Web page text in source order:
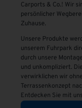
Carports & Co.! Wir
persönlicher
Zuhause.
Unsere Produkte
unserem Fuhrpark
durch unsere
und unkompliziert.
verwirklichen wir
Terrassenkonzept
Entdecken Sie mit